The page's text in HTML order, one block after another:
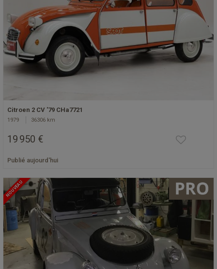
Citroen 2 CV '79 CHa7721
1979 36306 km
19 950 €
Publié aujourd'hui
NOUVEAU